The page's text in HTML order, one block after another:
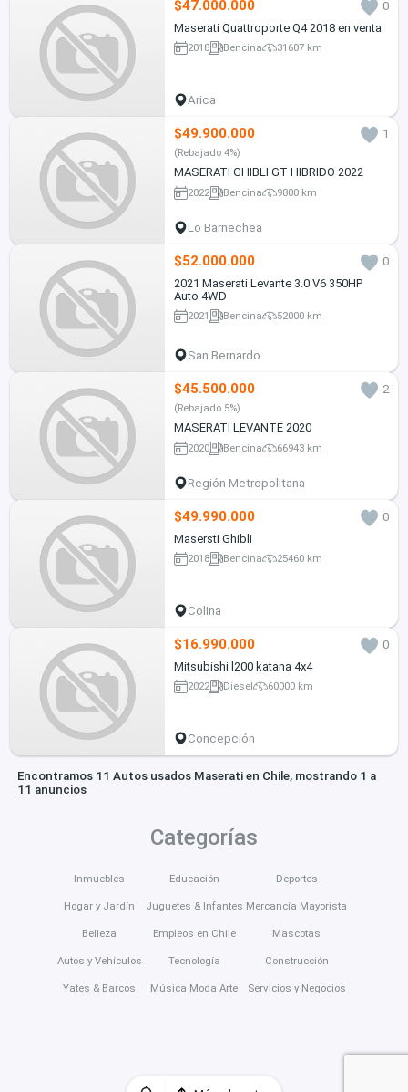
$47.000.000
0
Maserati Quattroporte Q4 2018 en venta
2018 Bencina 31607 km
Arica
$49.900.000 1
(Rebajado 4%)
MASERATI GHIBLI GT HIBRIDO 2022
2022 Bencina 9800 km
Lo Barnechea
$52.000.000
0
2021 Maserati Levante 3.0 V6 350HP
Auto 4WD
2021 Bencina 52000 km
San Bernardo
$45.500.000 2
(Rebajado 5%)
MASERATI LEVANTE 2020
2020 Bencina 66943 km
Región Metropolitana
$49.990.000
0
Masersti Ghibli
2018 Bencina 25460 km
Colina
$16.990.000
0
Mitsubishi l200 katana 4x4
2022 Diesel 60000 km
Concepción
Encontramos 11 Autos usados Maserati en Chile, mostrando 1 a
11 anuncios
Categorías
Inmuebles
Hogar y Jardín
Belleza
Autos y Vehículos
Yates & Barcos
Educación
Juguetes & Infantes
Empleos en Chile
Tecnología
Música Moda Arte
Deportes
Mercancía Mayorista
Mascotas
Construcción
Servicios y Negocios